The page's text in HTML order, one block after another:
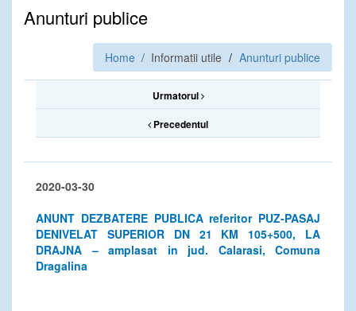
Anunturi publice
Home / Informatii utile Anunturi publice
Urmatorul
Precedentul
2020-03-30
ANUNT DEZBATERE PUBLICA referitor PUZ-PASAJ
DENIVELAT SUPERIOR DN 21 KM 105+500, LA
DRAJNA – amplasat in jud. Calarasi, Comuna
Dragalina